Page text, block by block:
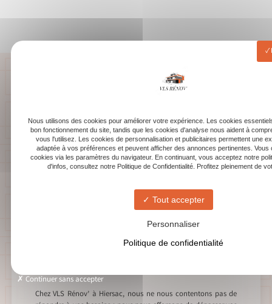
Expertise en travaux
de second œuvre à
Chez VLS Rénov’ à Hiersac, nous ne nous contentons pas de
Nous utilisons des cookies pour améliorer votre expérience. Les cookies
bon fonctionnement du site, tandis que les cookies d'analyse nous aident à
vous l'utilisez. Les cookies de personnalisation et publicitaires permettent une
adaptée à vos préférences et peuvent afficher des annonces pertinentes. Vous
cookies via les paramètres du navigateur. En continuant, vous acceptez notre
d'infos, consultez notre Politique de Confidentialité. Profitez pleinement de
Tout accepter
Personnaliser
Politique de confidentialité
Continuer sans accepter